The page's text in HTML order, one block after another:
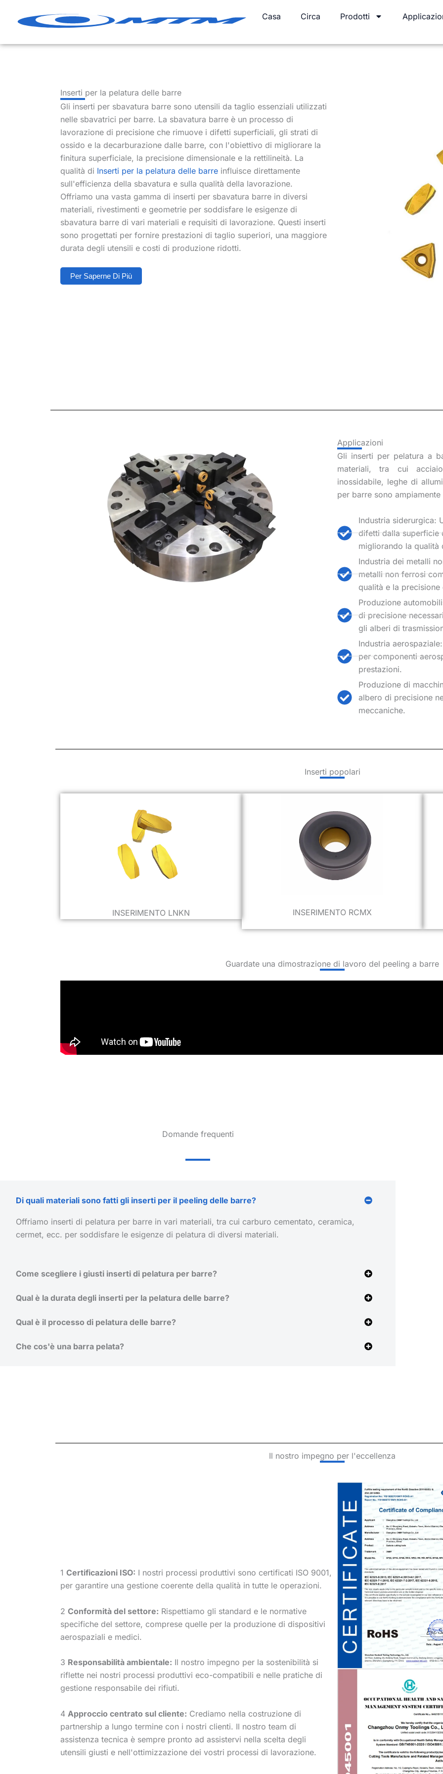
Casa Circa Prodotti
Inserti per la pelatura delle barre
Gli inserti per sbavatura barre sono utensili da taglio essenziali utilizzati
nelle sbavatrici per barre. La sbavatura barre è un processo di
lavorazione di precisione che rimuove i difetti superficiali, gli strati di
ossido e la decarburazione dalle barre, con l'obiettivo di migliorare la
finitura superficiale, la precisione dimensionale e la rettilineità. La
qualità di Inserti per la pelatura delle barre influisce direttamente
sull'efficienza della sbavatura e sulla qualità della lavorazione.
Offriamo una vasta gamma di inserti per sbavatura barre in diversi
materiali, rivestimenti e geometrie per soddisfare le esigenze di
sbavatura barre di vari materiali e requisiti di lavorazione. Questi inserti
sono progettati per fornire prestazioni di taglio superiori, una maggiore
durata degli utensili e costi di produzione ridotti.
Per Saperne Di Più
Applicazioni
Gli inserti per pelatura a
materiali, tra cui
inossidabile, leghe di
per barre sono
Industria siderurgica:
difetti dalla superficie
migliorando la qualità
Industria dei metalli
metalli non ferrosi
qualità e la
Produzione
di precisione
gli alberi di
Industria
per componenti
prestazioni.
Produzione di
albero di precisione
meccaniche.
Inserti popolari
INSERIMENTO LNKN INSERIMENTO RCMX
Guardate una dimostrazione di lavoro del peeling a barre
Domande frequenti
Di quali materiali sono fatti gli inserti per il peeling delle barre?
Offriamo inserti di pelatura per barre in vari materiali, tra cui carburo cementato, ceramica,
cermet, ecc. per soddisfare le esigenze di pelatura di diversi materiali.
Come scegliere i giusti inserti di pelatura per barre?
Qual è la durata degli inserti per la pelatura delle barre?
Qual è il processo di pelatura delle barre?
Che cos'è una barra pelata?
Il nostro impegno per l'eccellenza
1 Certificazioni ISO: I nostri processi produttivi sono certificati ISO 9001,
per garantire una gestione coerente della qualità in tutte le operazioni.
2 Conformità del settore: Rispettiamo gli standard e le normative
specifiche del settore, comprese quelle per la produzione di dispositivi
aerospaziali e medici.
3 Responsabilità ambientale: Il nostro impegno per la sostenibilità si
riflette nei nostri processi produttivi eco-compatibili e nelle pratiche di
gestione responsabile dei rifiuti.
4 Approccio centrato sul cliente: Crediamo nella costruzione di
partnership a lungo termine con i nostri clienti. Il nostro team di
assistenza tecnica è sempre pronto ad assistervi nella scelta degli
utensili giusti e nell'ottimizzazione dei vostri processi di lavorazione.